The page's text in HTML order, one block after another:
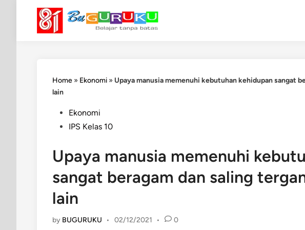
content
Home » Ekonomi » Upaya manusia memenuhi kebutuhan kehidupan sangat
lain
PostedEkonomi
IPS Kelas 10
Upaya manusia memenuhi
sangat beragam dan saling
lain
by BUGURUKU • 02/12/2021 • 0